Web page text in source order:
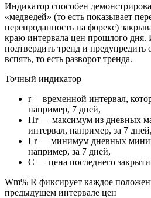
Индикатор способен
«медведей» (то есть показывает
перепроданность на форекс)
краю интервала цен прошлого дня.
подтвердить тренд и
вспять, то есть разворот тренда.
Точный индикатор
r —временной интервал,
например, 7 дней,
Нr — максимум из дневных
интервал, например, за 7 дней,
Lr — минимум дневных
например, за 7 дней,
С — цена последнего
Wm% R фиксирует каждое
предыдущем интервале цен